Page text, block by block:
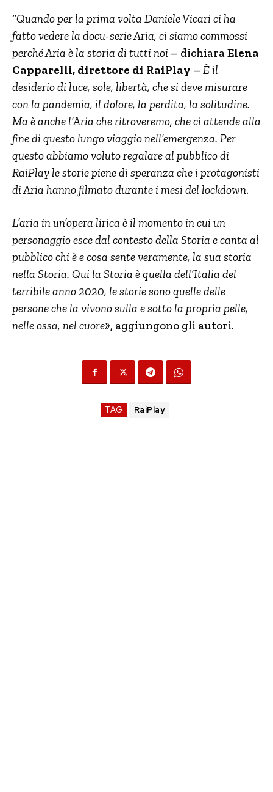
“Quando per la prima volta Daniele Vicari ci ha
fatto vedere la docu-serie Aria, ci siamo commossi
perché Aria è la storia di tutti noi – dichiaraElena
Capparelli, direttore di RaiPlay – È il
desiderio di luce, sole, libertà, che si deve misurare
con la pandemia, il dolore, la perdita, la solitudine.
Ma è anche l’Aria che ritroveremo, che ci attende alla
fine di questo lungo viaggio nell’emergenza. Per
questo abbiamo voluto regalare al pubblico di
RaiPlay le storie piene di speranza che i protagonisti
di Aria hanno filmato durante i mesi del lockdown.
L’aria in un’opera lirica è il momento in cui un
personaggio esce dal contesto della Storia e canta al
pubblico chi è e cosa sente veramente, la sua storia
nella Storia. Qui la Storia è quella dell’Italia del
terribile anno 2020, le storie sono quelle delle
persone che la vivono sulla e sotto la propria pelle,
nelle ossa, nel cuore», aggiungono gli autori.
TAG RaiPlay